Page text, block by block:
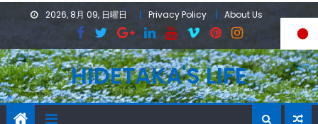
2026, 8月 09, 日曜日 Privacy Policy About Us
HIDETAKA'S LIFE